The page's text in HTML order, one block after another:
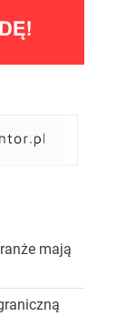
mają